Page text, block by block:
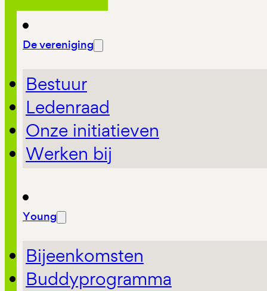
De vereniging
Bestuur
Ledenraad
Onze initiatieven
Werken bij
Young
Bijeenkomsten
Buddyprogramma